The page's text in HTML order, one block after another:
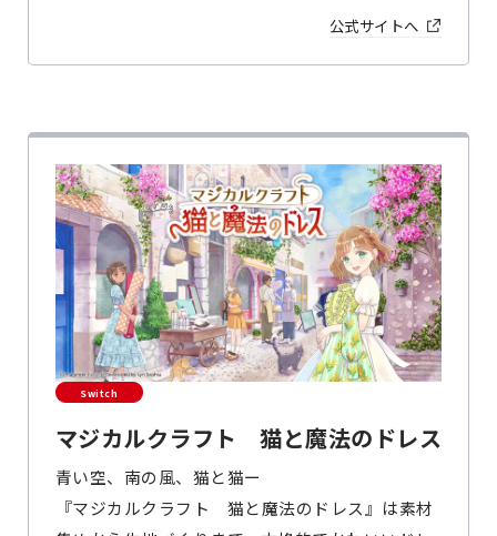
公式サイトへ
Switch
マジカルクラフト 猫と魔法のドレス
青い空、南の風、猫と猫ー
『マジカルクラフト 猫と魔法のドレス』は素材